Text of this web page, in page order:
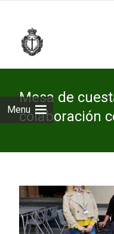
Menu
Mesa de
colaboración